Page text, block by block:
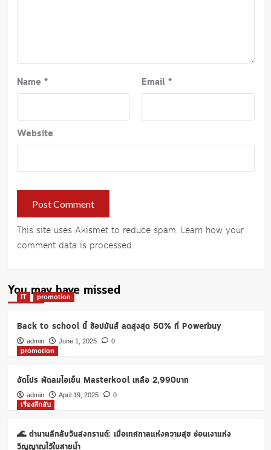
Name * Email *
Website
This site uses Akismet to reduce spam. Learn how your
comment data is processed.
You may have missed
IT promotion
Back to school นี้ ช้อปมันส์ ลดสูงสุด 50% ที่ Powerbuy
admin June 1, 2025
0
promotion
จัดโปร พัดลมไอเย็น Masterkool เหลือ 2,990บาท
admin April 19, 2025
0
เรื่องลึกลับ
🌊 ตำนานลึกลับวันสงกรานต์: เมื่อเทศกาลแห่งความสุข ซ่อนเงาแห่ง
วิญญาณไว้ในสายน้ำ